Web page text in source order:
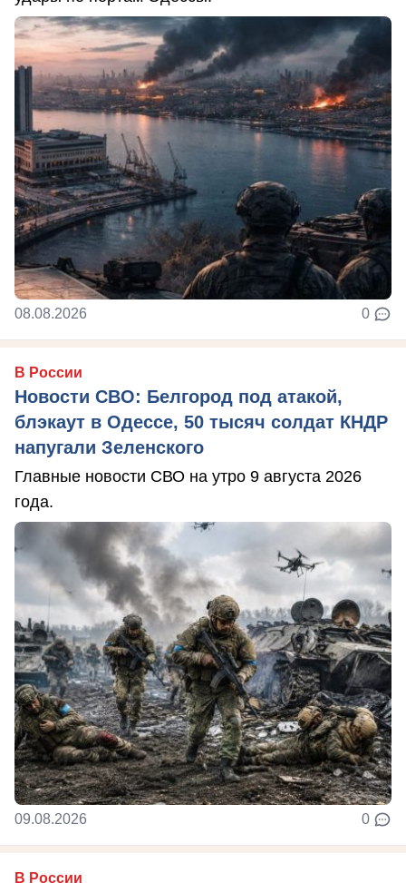
08.08.2026 0
В России
Новости СВО: Белгород под атакой,
блэкаут в Одессе, 50 тысяч солдат КНДР
напугали Зеленского
Главные новости СВО на утро 9 августа 2026
года.
09.08.2026 0
В России